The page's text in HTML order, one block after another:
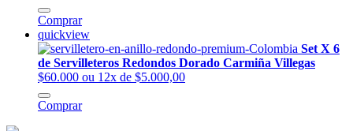
Comprar
quickview
Set X 6
de Servilleteros Redondos Dorado Carmiña Villegas
$60.000 ou 12x de $5.000,00
Comprar